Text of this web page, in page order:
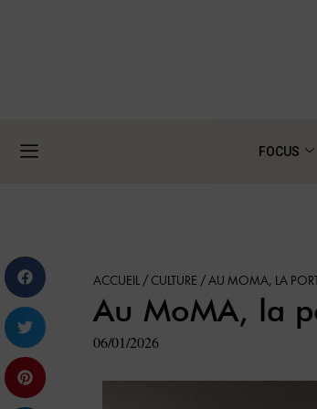
FOCUS
ACCUEIL / CULTURE / AU MOMA, LA
Au MoMA, la
06/01/2026